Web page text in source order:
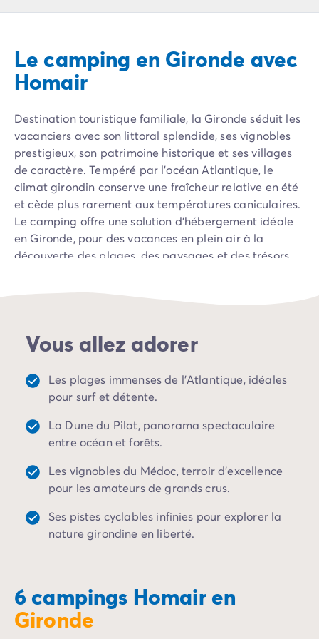
Camping Hendaye
Camping Bretagne
Camping Côtes d'Armor
Camping Ille-et-Vilaine
Camping Saint-Malo
Camping Morbihan
Camping Vannes
Camping Centre-Val de Loire
Camping Indre-et-Loire
Camping Chenonceau
Camping Champagne-Ardenne
Camping Ardennes
Camping Corse-du-Sud
Camping Haute-Corse
Camping Hauts-de-France
Camping Nord-Pas-de-Calais
Camping Ile-de-France
Camping Paris
Camping Languedoc-Roussillon
Camping Aude
Camping Carcassonne
Camping Narbonne
Camping Gard
Camping La Grande Motte
Camping Marseillan-Plage
Le camping en Gironde avec
Homair
Destination touristique familiale, la Gironde séduit les
vacanciers avec son littoral splendide, ses vignobles
prestigieux, son patrimoine historique et ses villages
de caractère. Tempéré par l’océan Atlantique, le
climat girondin conserve une fraîcheur relative en été
et cède plus rarement aux températures caniculaires.
Le camping offre une solution d’hébergement idéale
en Gironde, pour des vacances en plein air à la
découverte des plages, des paysages et des trésors
Vous allez adorer
Les plages immenses de l’Atlantique, idéales
pour surf et détente.
La Dune du Pilat, panorama spectaculaire
entre océan et forêts.
Les vignobles du Médoc, terroir d’excellence
pour les amateurs de grands crus.
Ses pistes cyclables infinies pour explorer la
nature girondine en liberté.
6 campings Homair en
Gironde